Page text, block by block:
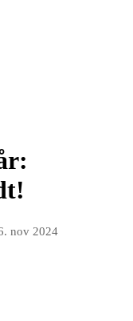
nov 2024